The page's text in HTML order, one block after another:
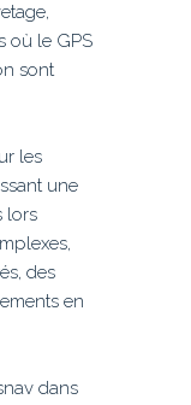
où le GPS
sont
les
une
lors
des
en
dans